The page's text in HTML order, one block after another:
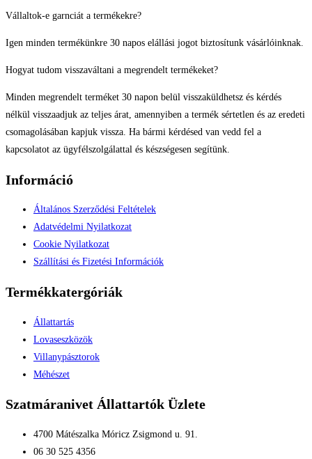
Vállaltok-e garnciát a termékekre?
Igen minden termékünkre 30 napos elállási jogot biztosítunk vásárlóinknak.
Hogyat tudom visszaváltani a megrendelt termékeket?
Minden megrendelt terméket 30 napon belül visszaküldhetsz és kérdés
nélkül visszaadjuk az teljes árat, amennyiben a termék sértetlen és az eredeti
csomagolásában kapjuk vissza. Ha bármi kérdésed van vedd fel a
kapcsolatot az ügyfélszolgálattal és készségesen segítünk.
Információ
Általános Szerződési Feltételek
Adatvédelmi Nyilatkozat
Cookie Nyilatkozat
Szállítási és Fizetési Információk
Termékkatergóriák
Állattartás
Lovaseszközök
Villanypásztorok
Méhészet
Szatmáranivet Állattartók Üzlete
4700 Mátészalka Móricz Zsigmond u. 91.
06 30 525 4356